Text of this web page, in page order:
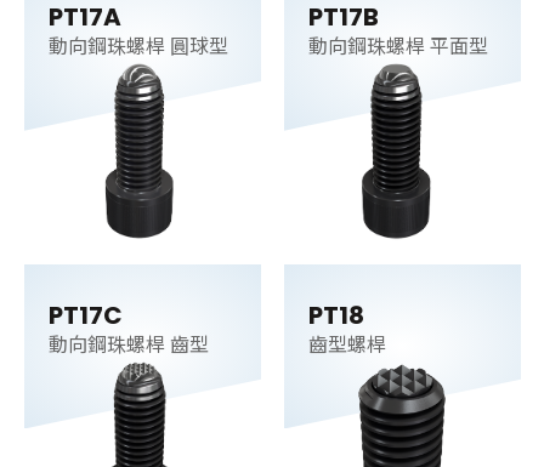
PT17A
動向鋼珠螺桿 圓球型
PT17B
動向鋼珠螺桿 平面型
PT17C
動向鋼珠螺桿 齒型
PT18
齒型螺桿